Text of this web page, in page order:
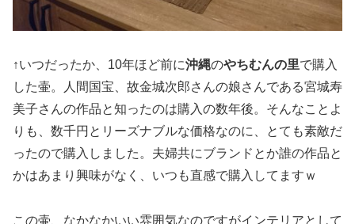
↑いつだったか、10年ほど前に沖縄のやちむんの里で購入
した壷。人間国宝、故金城次郎さんの娘さんである宮城寿
美子さんの作品と知ったのは購入の数年後。そんなことよ
りも、数千円とリーズナブルな価格なのに、とても素敵だ
ったので購入しました。夫婦共にブランドとか誰の作品と
かはあまり興味がなく、いつも直感で購入してますｗ
この壷、なかなかいい雰囲気なのですがインテリアとして